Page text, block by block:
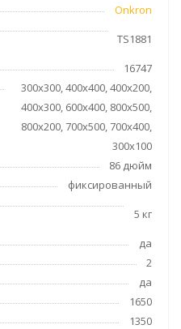
Onkron
TS1881
16747
300x300, 400x400, 400x200,
400x300, 600x400, 800x500,
800x200, 700x500, 700x400,
300x100
86 дюйм
фиксированный
5 кг
да
2
да
1650
1350